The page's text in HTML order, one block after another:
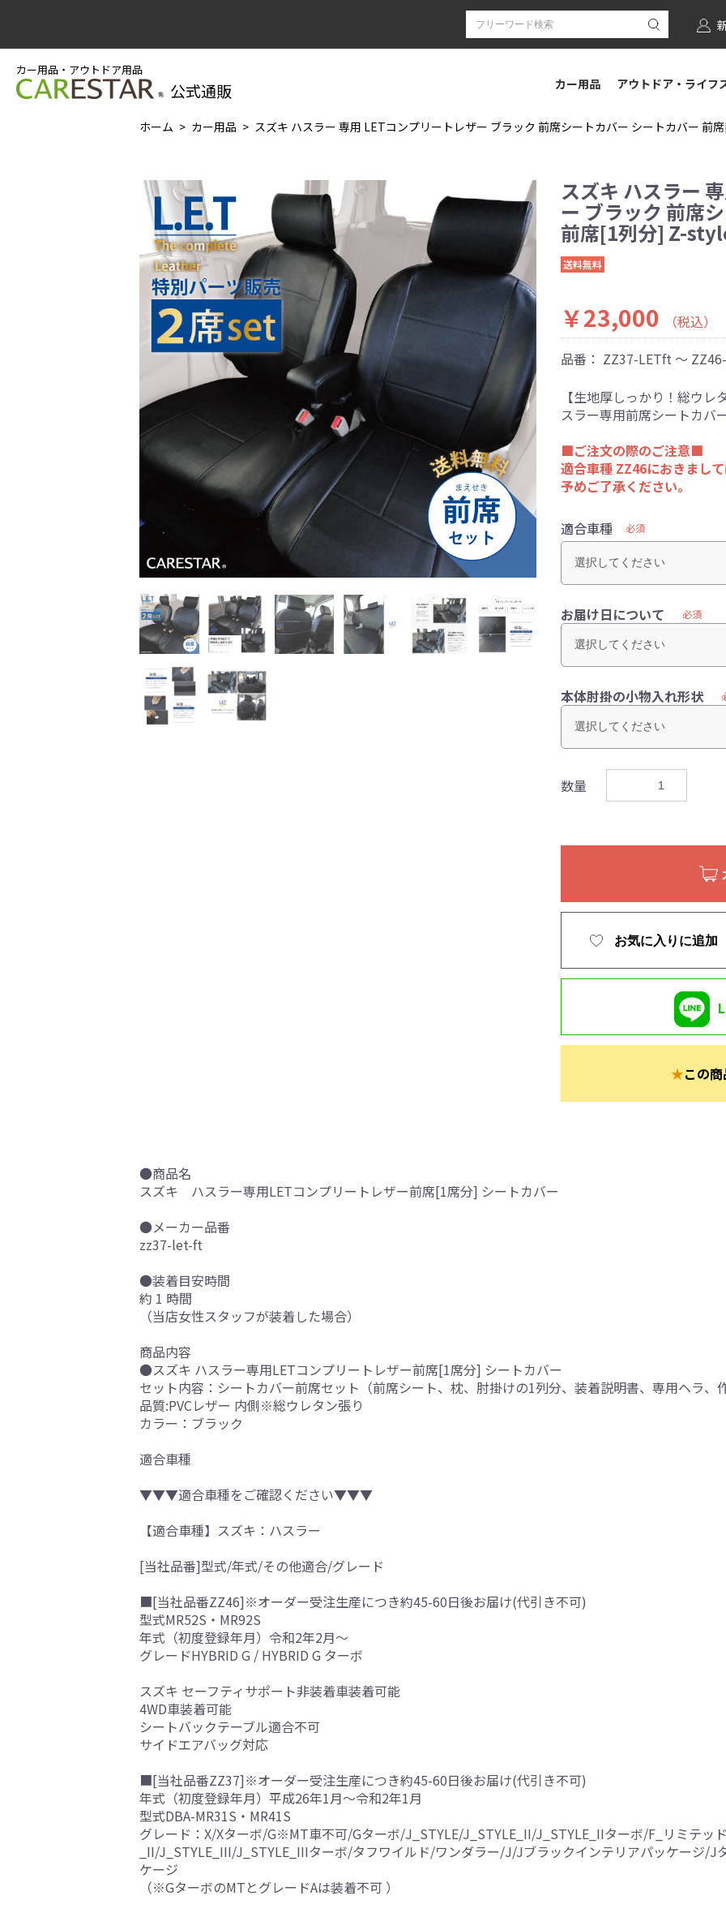
カー用品・アウトドア用品
公式通販 カー用品 アウトドア・ライフ
ホーム カー用品 スズキ ハスラー 専用 LETコンプリートレザー ブラック 前席シートカバー シートカバー 前
スズキ ハスラー
ー ブラック 前席
前席[1列分] Z-
送料無料
￥23,000
（税込）
品番： ZZ37-LETft ～
【生地厚しっかり！総ウ
スラー専用前席シートカバ
■ご注文の際のご注意■
適合車種 ZZ46におきまし
予めご了承ください。
適合車種 必須
お届け日について 必須
本体肘掛の小物入れ形状
数量
お気に入りに追加
★この
●商品名
スズキ ハスラー専用LETコンプリートレザー前席[1席分] シートカバー
●メーカー品番
zz37-let-ft
●装着目安時間
約 1 時間
（当店女性スタッフが装着した場合）
商品内容
●スズキ ハスラー専用LETコンプリートレザー前席[1席分] シートカバー
セット内容：シートカバー前席セット（前席シート、枕、肘掛けの1列分、装着説明書、専用ヘラ、
品質:PVCレザー 内側※総ウレタン張り
カラー：ブラック
適合車種
▼▼▼適合車種をご確認ください▼▼▼
【適合車種】スズキ：ハスラー
[当社品番]型式/年式/その他適合/グレード
■[当社品番ZZ46]※オーダー受注生産につき約45-60日後お届け(代引き不可)
型式MR52S・MR92S
年式（初度登録年月）令和2年2月～
グレードHYBRID G / HYBRID G ターボ
スズキ セーフティサポート非装着車装着可能
4WD車装着可能
シートバックテーブル適合不可
サイドエアバッグ対応
■[当社品番ZZ37]※オーダー受注生産につき約45-60日後お届け(代引き不可)
年式（初度登録年月）平成26年1月～令和2年1月
型式DBA-MR31S・MR41S
グレード：X/Xターボ/G※MT車不可/Gターボ/J_STYLE/J_STYLE_II/J_STYLE_IIターボ/F_リミテッ
_II/J_STYLE_III/J_STYLE_IIIターボ/タフワイルド/ワンダラー/J/Jブラックインテリアパッケージ/J
ケージ
（※GターボのMTとグレードAは装着不可 ）